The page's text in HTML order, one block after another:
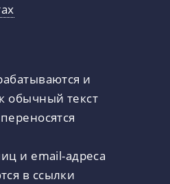
и
обычный текст
и email-адреса
в ссылки